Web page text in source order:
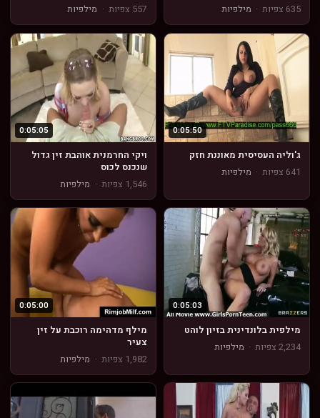
635 צפיות
· מילפיות
557 צפיות
· מילפיות
0:05:50
ג'וליה העסיסית מאוננת חזק
641 צפיות
· מילפיות
0:05:05
ויקי החרמנית אוהבת זין גדול
שנכנס לכוס
1,546 צפיות
· מילפיות
0:05:03
מילפית בלונדינית בזיון לוהט
2,234 צפיות
· מילפיות
0:05:00
מילף מדהימה רוכבת על זין
צעיר
1,982 צפיות
· מילפיות